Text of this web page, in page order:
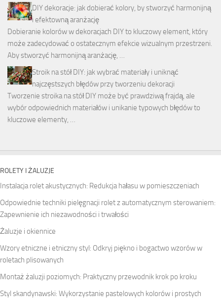
DIY dekoracje: jak dobierać kolory, by stworzyć harmonijną
i efektowną aranżację
Dobieranie kolorów w dekoracjach DIY to kluczowy element, który
może zadecydować o ostatecznym efekcie wizualnym przestrzeni.
Aby stworzyć harmonijną aranżację, …
Stroik na stół DIY: jak wybrać materiały i uniknąć
najczęstszych błędów przy tworzeniu dekoracji
Tworzenie stroika na stół DIY może być prawdziwą frajdą, ale
wybór odpowiednich materiałów i unikanie typowych błędów to
kluczowe elementy, …
ROLETY I ŻALUZJE
Instalacja rolet akustycznych: Redukcja hałasu w pomieszczeniach
Odpowiednie techniki pielęgnacji rolet z automatycznym sterowaniem:
Zapewnienie ich niezawodności i trwałości
Żaluzje i okiennice
Wzory etniczne i etniczny styl: Odkryj piękno i bogactwo wzorów w
roletach plisowanych
Montaż żaluzji poziomych: Praktyczny przewodnik krok po kroku
Styl skandynawski: Wykorzystanie pastelowych kolorów i prostych